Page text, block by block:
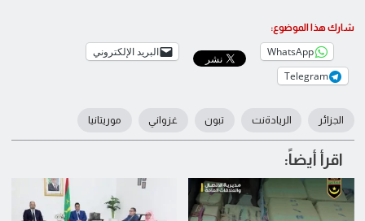
شارك هذا الموضوع:
WhatsApp
البريد الإلكتروني
Telegram
الجزائر الريادةنت تبون غزواني موريتانيا
اقرأ أيضاً: